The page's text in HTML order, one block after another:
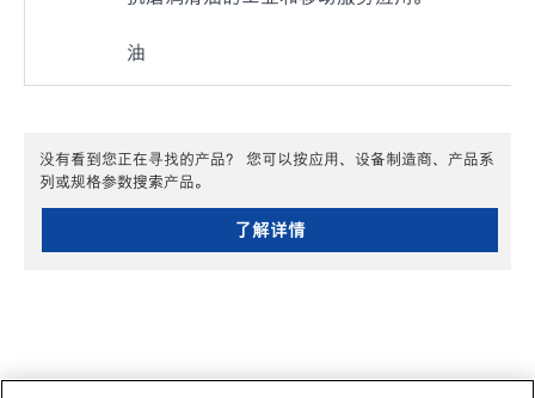
油
没有看到您正在寻找的产品？ 您可以按应用、设备制造商、产品系
列或规格参数搜索产品。
了解详情